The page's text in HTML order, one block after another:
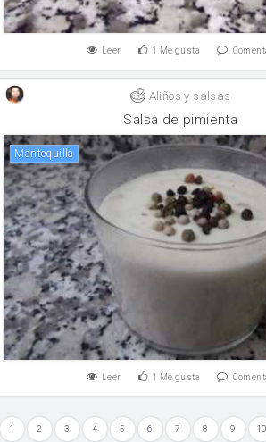
Leer 1 Me gusta
Aliños y salsas
Salsa de pimienta
mantequilla
Leer 1 Me gusta
1 2 3 4 5 6 7 8 9 10